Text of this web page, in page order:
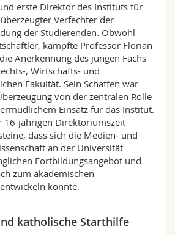
erste Direktor des Instituts für
Verfechter der
der Studierenden. Obwohl
kämpfte Professor Florian
Anerkennung des jungen Fachs
, Wirtschafts- und
Fakultät. Sein Schaffen war
von der zentralen Rolle
Einsatz für das Institut.
16-jährigen Direktoriumszeit
dass sich die Medien- und
an der Universität
Fortbildungsangebot und
zum akademischen
konnte.
katholische Starthilfe